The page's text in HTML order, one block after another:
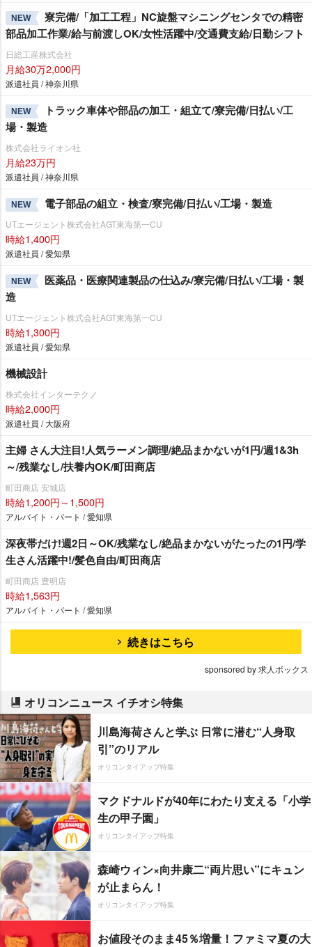
NEW
寮完備/「加工工程」NC旋盤マシニングセンタでの精密
部品加工作業/給与前渡しOK/女性活躍中/交通費支給/日勤シフト
日総工産株式会社
月給30万2,000円
派遣社員 / 神奈川県
NEW
トラック車体や部品の加工・組立て/寮完備/日払い/工
場・製造
株式会社ライオン社
月給23万円
派遣社員 / 神奈川県
NEW 電子部品の組立・検査/寮完備/日払い/工場・製造
UTエージェント株式会社AGT東海第一CU
時給1,400円
派遣社員 / 愛知県
NEW
医薬品・医療関連製品の仕込み/寮完備/日払い/工場・製
造
UTエージェント株式会社AGT東海第一CU
時給1,300円
派遣社員 / 愛知県
機械設計
株式会社インターテクノ
時給2,000円
派遣社員 / 大阪府
主婦 さん大注目!人気ラーメン調理/絶品まかないが1円/週1&3h
～/残業なし/扶養内OK/町田商店
町田商店 安城店
時給1,200円～1,500円
アルバイト・パート / 愛知県
深夜帯だけ!週2日～OK/残業なし/絶品まかないがたったの1円/学
生さん活躍中!/髪色自由/町田商店
町田商店 豊明店
時給1,563円
アルバイト・パート / 愛知県
続きはこちら
sponsored by 求人ボックス
オリコンニュース イチオシ特集
川島海荷さんと学ぶ 日常に潜む“人身取
引”のリアル
オリコンタイアップ特集
マクドナルドが40年にわたり支える「小学
生の甲子園」
オリコンタイアップ特集
森崎ウィン×向井康二“両片思い”にキュン
が止まらん！
オリコンタイアップ特集
お値段そのまま45％増量！ファミマ夏の大